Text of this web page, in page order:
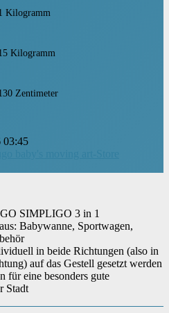
Kilogramm
Kilogramm
Zentimeter
100 % Baumwolle & Außen:
‎Warten Sie das Produkt regelmäßig
reinigen und Schrauben
Herausnehmbare Stoffe
Handwaschbar (Keine
&
03:45
SIMPLIGO 3 in 1
Babywanne, Sportwagen,
in beide Richtungen (also in
auf das Gestell gesetzt werden
für eine besonders gute
Stadt